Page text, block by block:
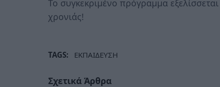
Το συγκεκριμένο πρόγραμμα
χρονιάς!
TAGS: ΕΚΠΑΙΔΕΥΣΗ
Σχετικά Άρθρα